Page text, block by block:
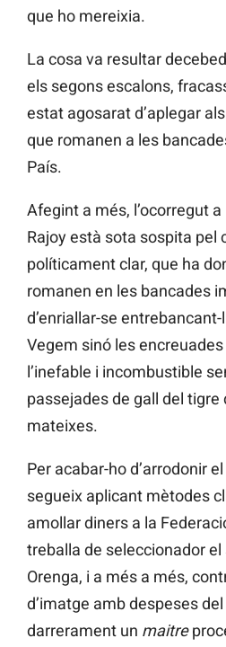
que ho mereixia.
La cosa va resultar
els segons escalons,
estat agosarat d’aplegar
que romanen a les
País.
Afegint a més, l’ocorregut
Rajoy està sota sospita pel
políticament clar, que ha
romanen en les bancades
d’enriallar-se entrebancant-
Vegem sinó les
l’inefable i incombustible
passejades de gall del tigre
mateixes.
Per acabar-ho d’arrodonir
segueix aplicant mètodes
amollar diners a la
treballa de seleccionador el
Orenga, i a més a més,
d’imatge amb despeses
darrerament un maitre